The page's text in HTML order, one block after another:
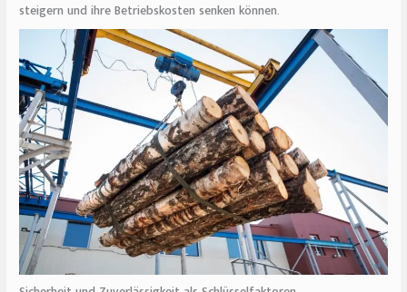
steigern und ihre Betriebskosten senken können.